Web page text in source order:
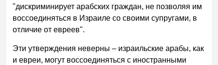
"дискриминирует арабских граждан, не позволяя им
воссоединяться в Израиле со своими супругами, в
отличие от евреев".
Эти утверждения неверны – израильские арабы, как
и евреи, могут воссоединяться с иностранными